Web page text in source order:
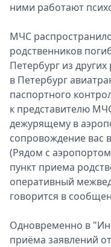
ними работают
МЧС
родственников
Петербург из
в Петербург
паспортного
к представителю
дежурящему в
сопровождение вас
(Рядом с
пункт приема
оперативный
говорится в
Одновременно в
приёма заявлений